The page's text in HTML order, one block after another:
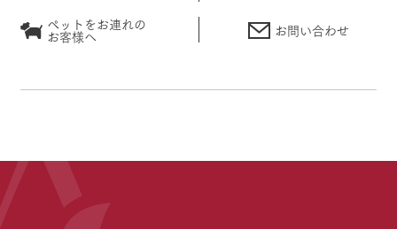
ペットをお連れの
お客様へ お問い合わせ